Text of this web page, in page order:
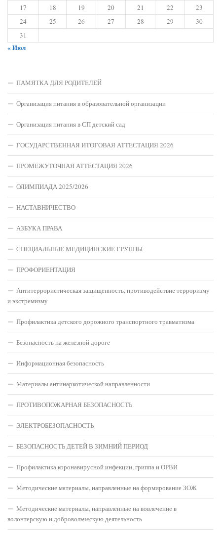
17
18 19 20 21 22
23
24
25 26 27 28 29
30
31
« Июл
ПАМЯТКА ДЛЯ РОДИТЕЛЕЙ
Организация питания в образовательной организации
Организация питания в СП детский сад
ГОСУДАРСТВЕННАЯ ИТОГОВАЯ АТТЕСТАЦИЯ 2026
ПРОМЕЖУТОЧНАЯ АТТЕСТАЦИЯ 2026
ОЛИМПИАДА 2025/2026
НАСТАВНИЧЕСТВО
АЗБУКА ПРАВА
СПЕЦИАЛЬНЫЕ МЕДИЦИНСКИЕ ГРУППЫ
ПРОФОРИЕНТАЦИЯ
Антитеррористическая защищенность, противодействие терроризму
и экстремизму
Профилактика детского дорожного транспортного травматизма
Безопасность на железной дороге
Информационная безопасность
Материалы антинаркотической направленности
ПРОТИВОПОЖАРНАЯ БЕЗОПАСНОСТЬ
ЭЛЕКТРОБЕЗОПАСНОСТЬ
БЕЗОПАСНОСТЬ ДЕТЕЙ В ЗИМНИЙ ПЕРИОД
Профилактика коронавирусной инфекции, гриппа и ОРВИ
Методические материалы, направленные на формирование ЗОЖ
Методические материалы, направленные на вовлечение в
волонтерскую и добровольческую деятельность